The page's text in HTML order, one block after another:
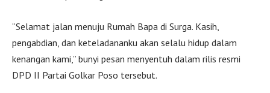
“Selamat jalan menuju Rumah Bapa di Surga. Kasih,
pengabdian, dan keteladananku akan selalu hidup dalam
kenangan kami,” bunyi pesan menyentuh dalam rilis resmi
DPD II Partai Golkar Poso tersebut.